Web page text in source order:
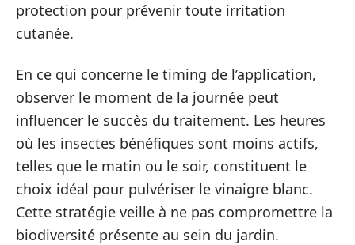
protection pour prévenir toute irritation
cutanée.
En ce qui concerne le timing de l’application,
observer le moment de la journée peut
influencer le succès du traitement. Les heures
où les insectes bénéfiques sont moins actifs,
telles que le matin ou le soir, constituent le
choix idéal pour pulvériser le vinaigre blanc.
Cette stratégie veille à ne pas compromettre la
biodiversité présente au sein du jardin.